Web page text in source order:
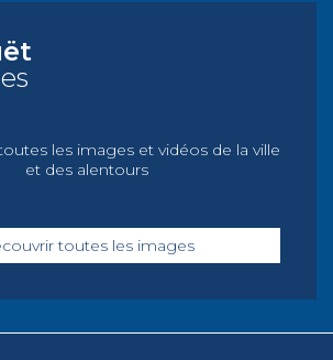
les images et vidéos de la ville
et des alentours
toutes les images